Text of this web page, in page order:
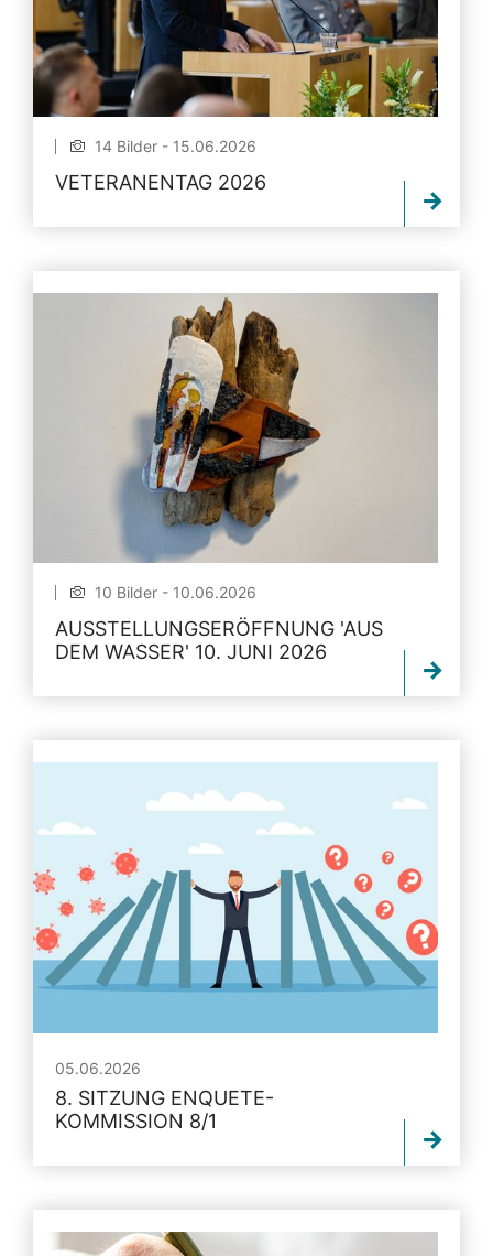
14 Bilder - 15.06.2026
VETERANENTAG 2026
10 Bilder - 10.06.2026
AUSSTELLUNGSERÖFFNUNG 'AUS
DEM WASSER' 10. JUNI 2026
05.06.2026
8. SITZUNG ENQUETE-
KOMMISSION 8/1